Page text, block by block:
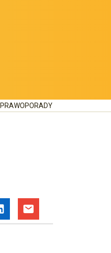
PRAWOPORADY